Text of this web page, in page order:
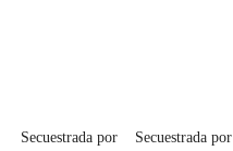
Secuestrada por
Secuestrada por